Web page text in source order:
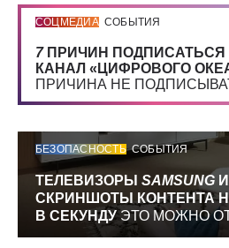
СОЦМЕДИА СОБЫТИЯ
7 ПРИЧИН ПОДПИСАТЬСЯ
КАНАЛ «ЦИФРОВОГО
ПРИЧИНА НЕ
БЕЗОПАСНОСТЬ СОБЫТИЯ
ТЕЛЕВИЗОРЫ SAMSUNG И
СКРИНШОТЫ КОНТЕНТА
В СЕКУНДУЭТО МОЖНО